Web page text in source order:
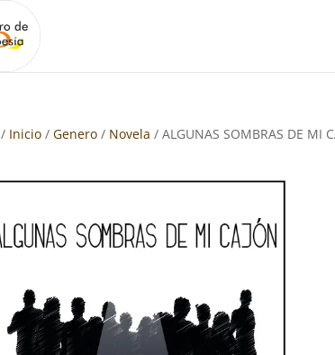
/ Inicio /Genero / Novela / ALGUNAS SOMBRAS DE MI